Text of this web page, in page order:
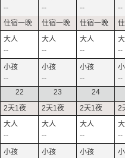
--
--
--
--
--
--
--
--
--
--
--
--
22
--
23
--
24
-- --